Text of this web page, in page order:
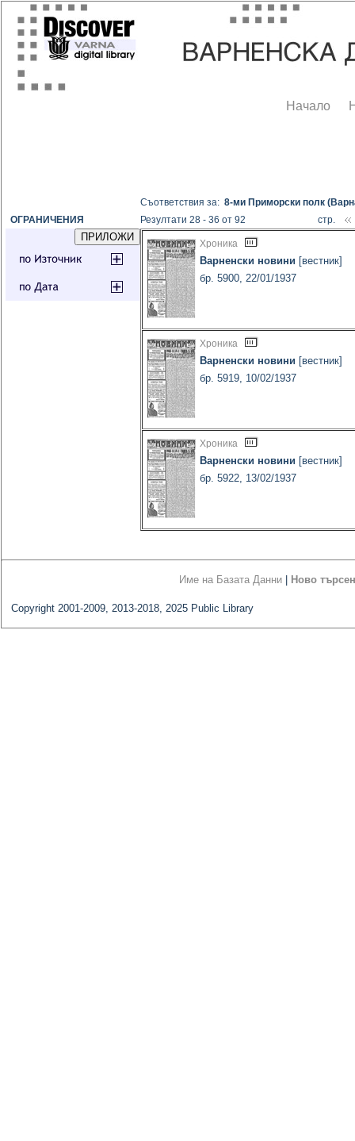
Начало
ОГРАНИЧЕНИЯ
Съответствия за:8-ми Приморски полк
Резултати 28 - 36 от 92
стр.
Хроника
Варненски новини [вестник]
бр. 5900, 22/01/1937
Хроника
Варненски новини [вестник]
бр. 5919, 10/02/1937
Хроника
Варненски новини [вестник]
бр. 5922, 13/02/1937
Име на Базата Данни Ново
Copyright 2001-2009, 2013-2018, 2025 Public Library